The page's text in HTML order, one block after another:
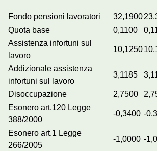
Fondo pensioni lavoratori 32,1900
Quota base
0,1100
Assistenza infortuni sul
lavoro
10,1250
Addizionale assistenza
infortuni sul lavoro
3,1185
Disoccupazione 2,7500
Esonero art.120 Legge
388/2000
-0,3400 -
Esonero art.1 Legge
266/2005
-1,0000 -